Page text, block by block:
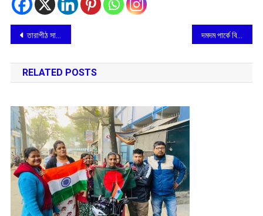
Post
navigation
তারাপীঠ সাধনক্ষেত্র ভ্রমণ দমদম পার্কে বিশিষ্টজনদের উপস্থিততে তরুণ সংঘের খুঁটি পুজো
RELATED POSTS